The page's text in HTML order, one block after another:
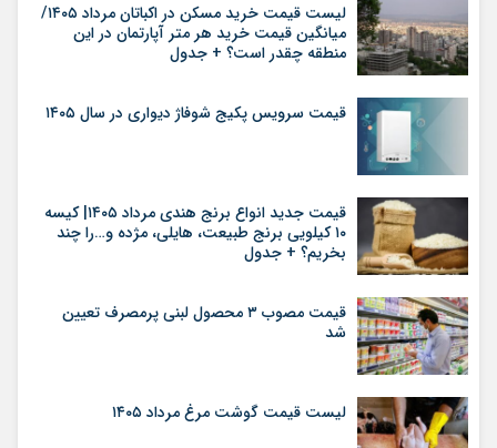
لیست قیمت خرید مسکن در اکباتان مرداد ۱۴۰۵/
میانگین قیمت خرید هر متر آپارتمان در این
منطقه چقدر است؟ + جدول
قیمت سرویس پکیج شوفاژ دیواری در سال ۱۴۰۵
قیمت جدید انواع برنج هندی مرداد ۱۴۰۵| کیسه
۱۰ کیلویی برنج طبیعت، هایلی، مژده و…را چند
بخریم؟ + جدول
قیمت مصوب ۳ محصول لبنی پرمصرف تعیین
شد
لیست قیمت گوشت مرغ مرداد ۱۴۰۵